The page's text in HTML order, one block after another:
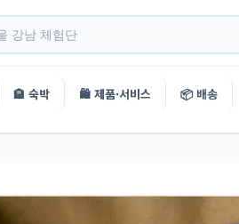
🏨 숙박 🛍️ 제품·서비스 📦 배송